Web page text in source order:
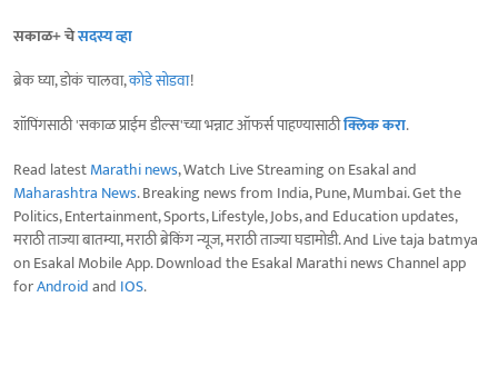
सकाळ+ चेसदस्य व्हा
ब्रेक घ्या, डोकं चालवा,कोडे सोडवा!
शॉपिंगसाठी 'सकाळ प्राईम डील्स'च्या भन्नाट ऑफर्स पाहण्यासाठीक्लिक करा.
Read latestMarathi news, Watch Live Streaming on Esakal and
Maharashtra News. Breaking news from India, Pune, Mumbai. Get the
Politics, Entertainment, Sports, Lifestyle, Jobs, and Education updates,
मराठी ताज्या बातम्या, मराठी ब्रेकिंग न्यूज, मराठी ताज्या घडामोडी. And Live taja batmya
on Esakal Mobile App. Download the Esakal Marathi news Channel app
forAndroidand IOS.